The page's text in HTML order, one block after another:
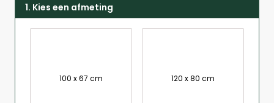
1. Kies een afmeting
100 x 67 cm 120 x 80 cm